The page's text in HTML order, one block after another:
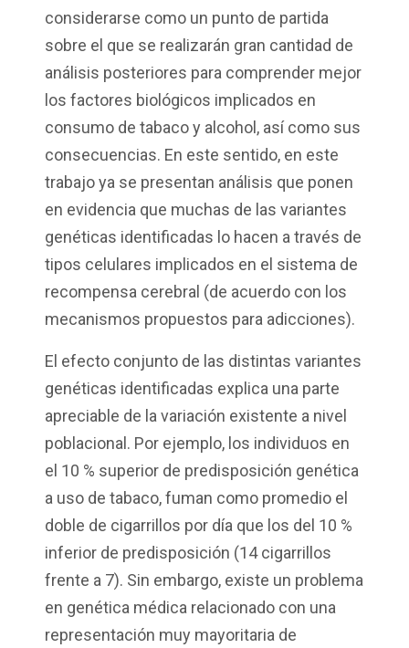
considerarse como un punto de partida
sobre el que se realizarán gran cantidad de
análisis posteriores para comprender mejor
los factores biológicos implicados en
consumo de tabaco y alcohol, así como sus
consecuencias. En este sentido, en este
trabajo ya se presentan análisis que ponen
en evidencia que muchas de las variantes
genéticas identificadas lo hacen a través de
tipos celulares implicados en el sistema de
recompensa cerebral (de acuerdo con los
mecanismos propuestos para adicciones).
El efecto conjunto de las distintas variantes
genéticas identificadas explica una parte
apreciable de la variación existente a nivel
poblacional. Por ejemplo, los individuos en
el 10 % superior de predisposición genética
a uso de tabaco, fuman como promedio el
doble de cigarrillos por día que los del 10 %
inferior de predisposición (14 cigarrillos
frente a 7). Sin embargo, existe un problema
en genética médica relacionado con una
representación muy mayoritaria de